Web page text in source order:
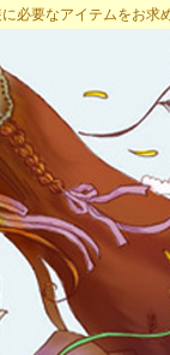
要なアイテムをお求